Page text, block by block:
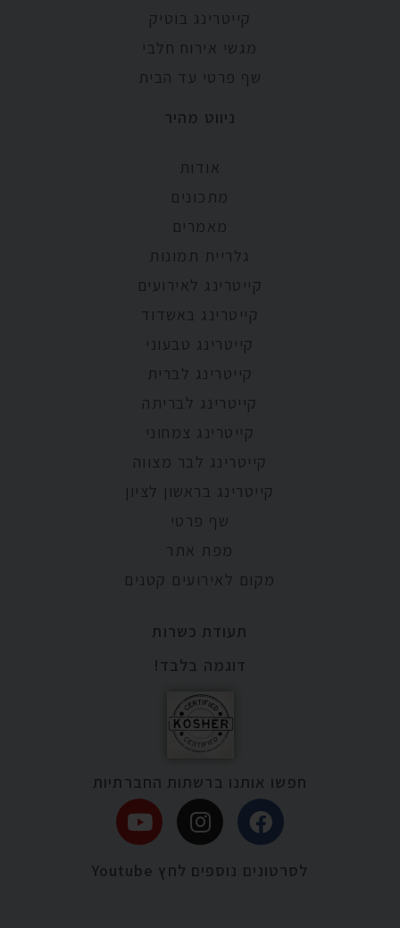
קייטרינג בוטיק
מגשי אירוח חלבי
שף פרטי עד הבית
ניווט מהיר
אודות
מתכונים
מאמרים
גלריית תמונות
קייטרינג לאירועים
קייטרינג באשדוד
קייטרינג טבעוני
קייטרינג לברית
קייטרינג לבריתה
קייטרינג צמחוני
קייטרינג לבר מצווה
קייטרינג בראשון לציון
שף פרטי
מפת אתר
מקום לאירועים קטנים
תעודת כשרות
דוגמה בלבד!
חפשו אותנו ברשתות החברתיות
לסרטונים נוספים לחץ Youtube